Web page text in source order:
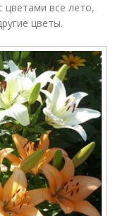
цветами все лето,
цветы.